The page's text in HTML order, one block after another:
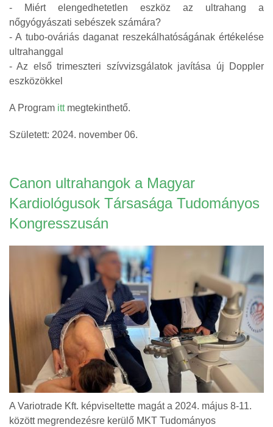
- Miért elengedhetetlen eszköz az ultrahang a
nőgyógyászati sebészek számára?
- A tubo-ováriás daganat reszekálhatóságának értékelése
ultrahanggal
- Az első trimeszteri szívvizsgálatok javítása új Doppler
eszközökkel
A Program itt megtekinthető.
Született: 2024. november 06.
Canon ultrahangok a Magyar
Kardiológusok Társasága Tudományos
Kongresszusán
A Variotrade Kft. képviseltette magát a 2024. május 8-11.
között megrendezésre kerülő MKT Tudományos